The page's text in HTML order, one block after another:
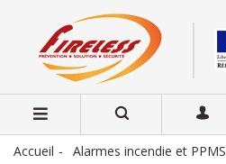
Accueil Alarmes incendie et PPMS